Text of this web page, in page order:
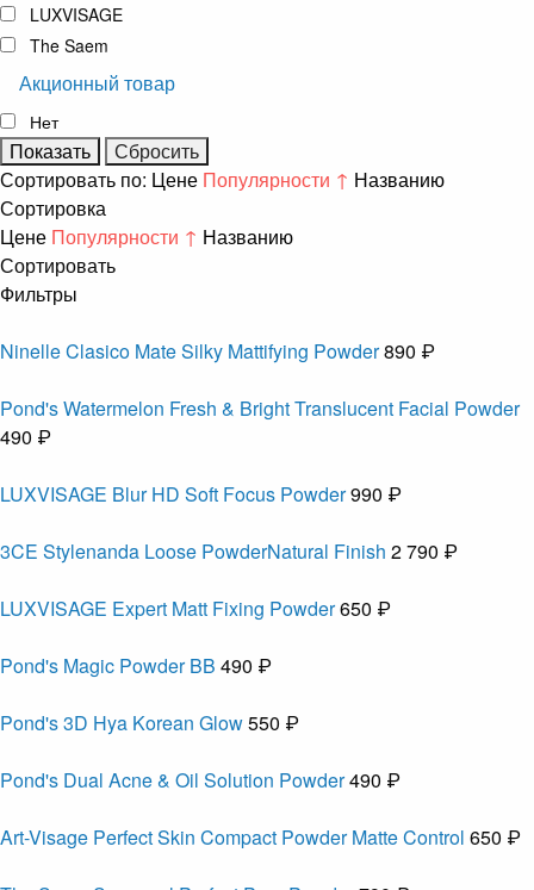
LUXVISAGE
The Saem
Акционный товар
Нет
Сортировать по: Цене Популярности ↑ Названию
Сортировка
Цене Популярности ↑ Названию
Сортировать
Фильтры
Ninelle Clasico Mate Silky Mattifying Powder890 ₽
Pond's Watermelon Fresh & Bright Translucent Facial Powder
490 ₽
LUXVISAGE Blur HD Soft Focus Powder990 ₽
3CE Stylenanda Loose PowderNatural Finish 2 790 ₽
LUXVISAGE Expert Matt Fixing Powder650 ₽
Pond's Magic Powder BB 490 ₽
Pond's 3D Hya Korean Glow550 ₽
Pond's Dual Acne & Oil Solution Powder490 ₽
Art-Visage Perfect Skin Compact Powder Matte Control 650 ₽